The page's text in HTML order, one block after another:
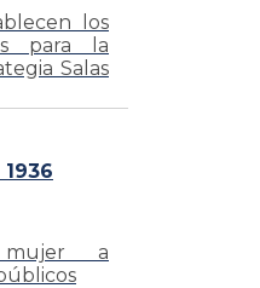
los
para la
Salas
a